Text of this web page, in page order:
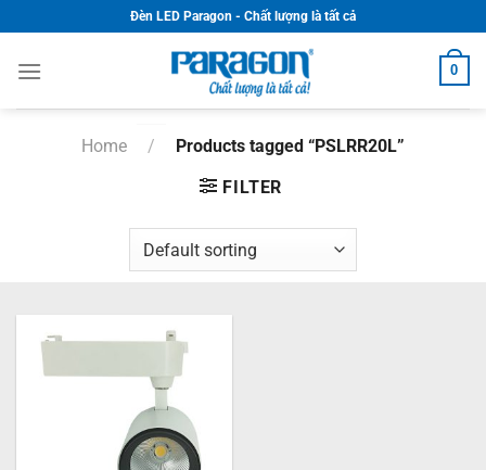
to
content
Đèn LED Paragon - Chất lượng là tất cả
0
Home /
Products tagged “PSLRR20L”
FILTER